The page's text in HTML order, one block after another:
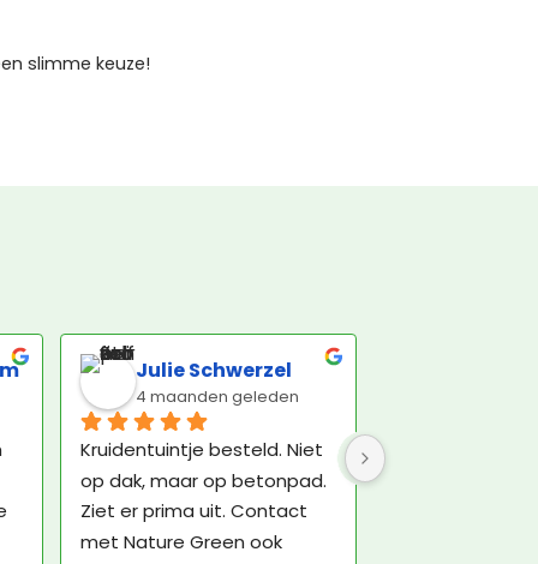
slimme keuze!
Julie Schwerzel
4 maanden geleden
Kruidentuintje besteld. Niet
op dak, maar op betonpad.
Ziet er prima uit. Contact
met Nature Green ook